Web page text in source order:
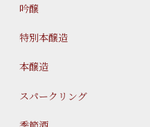
吟醸
特別本醸造
本醸造
スパークリング